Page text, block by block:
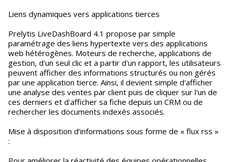
Liens dynamiques vers applications tierces
Prelytis LiveDashBoard 4.1 propose par simple
paramétrage des liens hypertexte vers des applications
web hétérogènes. Moteurs de recherche, applications de
gestion, d'un seul clic et a partir d'un rapport, les utilisateurs
peuvent afficher des informations structurés ou non gérés
par une application tierce. Ainsi, il devient simple d'afficher
une analyse des ventes par client puis de cliquer sur l'un de
ces derniers et d'afficher sa fiche depuis un CRM ou de
rechercher les documents indexés associés.
Mise à disposition d’informations sous forme de « flux rss »
: